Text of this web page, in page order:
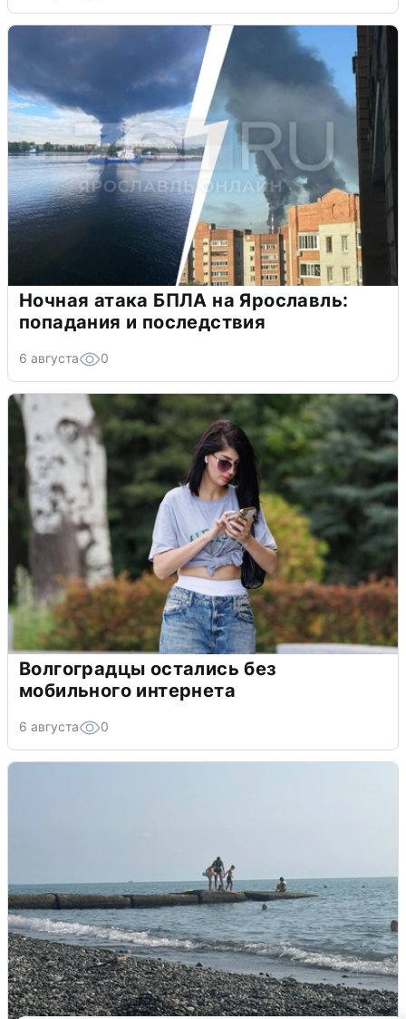
Ночная атака БПЛА на Ярославль:
попадания и последствия
6 августа 0
Волгоградцы остались без
мобильного интернета
6 августа 0